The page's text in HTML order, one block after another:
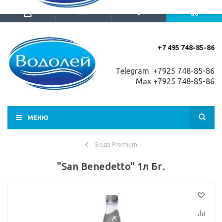
+7 495 748-85-86
Telegram +7925 748-85-86
Max +7925 748-85-86
МЕНЮ
Вода Premium
"San Benedetto" 1л Бг.